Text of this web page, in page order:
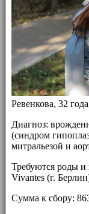
Ревенкова, 32
Диагноз:
(синдром
митральезой и
Требуются роды и
Vivantes (г.
Сумма к сбору: